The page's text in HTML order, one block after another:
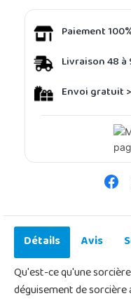
Paiement
Livraison 48
Envoi gratuit
Détails Avis
Qu'est-ce qu'une
déguisement de